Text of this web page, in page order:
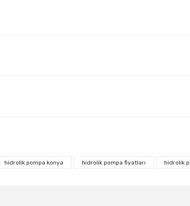
hidrolik pompa konya hidrolik pompa fiyatları hidrolik